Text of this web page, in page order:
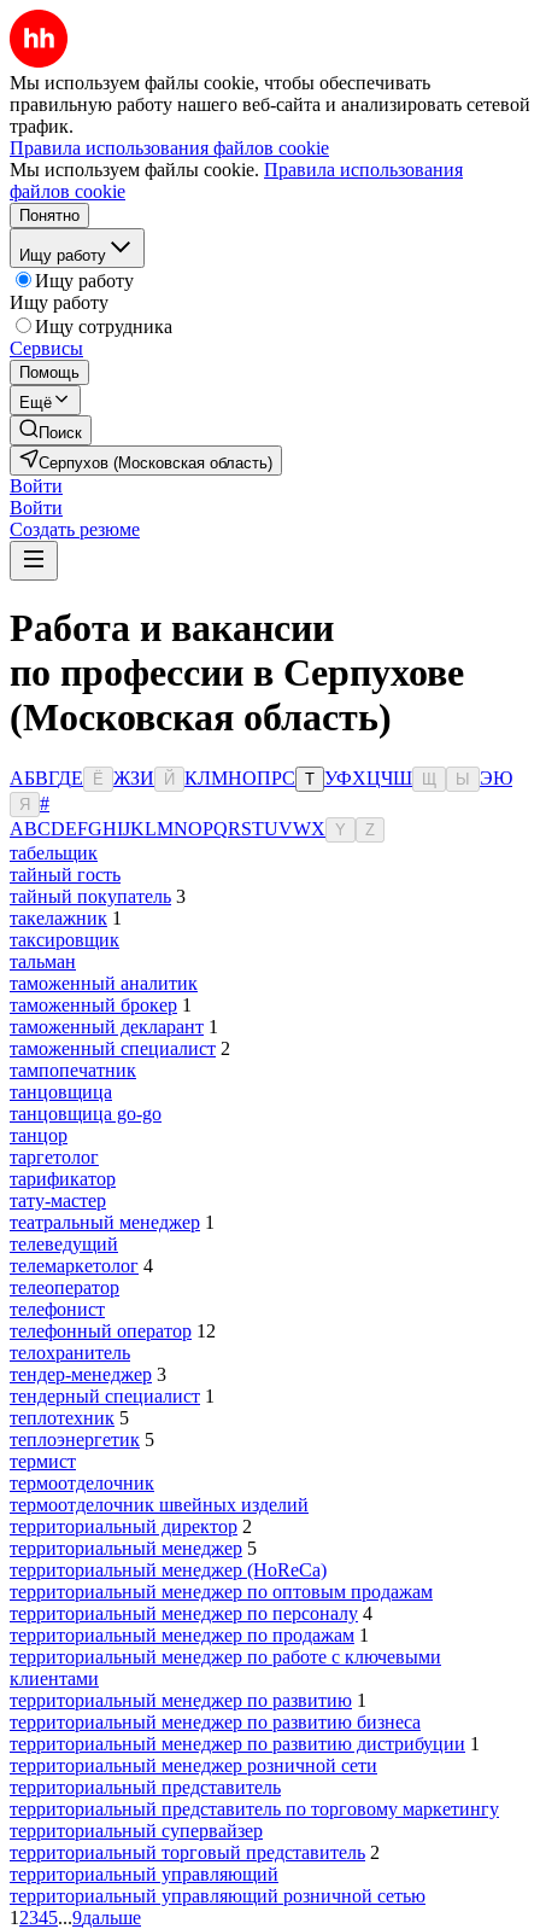
Мы используем файлы cookie, чтобы обеспечивать
правильную работу нашего веб-сайта и анализировать сетевой
трафик.
Правила использования файлов cookie
Мы используем файлы cookie. Правила использования
файлов cookie
Понятно
Ищу работу
Ищу работу
Ищу работу
Ищу сотрудника
Сервисы
Помощь
Ещё
Поиск
Серпухов (Московская область)
Войти
Войти
Создать резюме
Работа и вакансии
по профессии в Серпухове
(Московская область)
АБВГДЕ Ё ЖЗИ Й КЛМНОПРС Т УФХЦЧШ Ы ЭЮ
Я
#
ABCDEFGHIJKLMNOPQRSTUVWX Y Z
табельщик
тайный гость
тайный покупатель 3
такелажник 1
таксировщик
тальман
таможенный аналитик
таможенный брокер 1
таможенный декларант 1
таможенный специалист 2
тампопечатник
танцовщица
танцовщица go-go
танцор
таргетолог
тарификатор
тату-мастер
театральный менеджер 1
телеведущий
телемаркетолог 4
телеоператор
телефонист
телефонный оператор 12
телохранитель
тендер-менеджер 3
тендерный специалист 1
теплотехник 5
теплоэнергетик 5
термист
термоотделочник
термоотделочник швейных изделий
территориальный директор 2
территориальный менеджер 5
территориальный менеджер (HoReCa)
территориальный менеджер по оптовым продажам
территориальный менеджер по персоналу 4
территориальный менеджер по продажам 1
территориальный менеджер по работе с ключевыми
клиентами
территориальный менеджер по развитию 1
территориальный менеджер по развитию бизнеса
территориальный менеджер по развитию дистрибуции 1
территориальный менеджер розничной сети
территориальный представитель
территориальный представитель по торговому маркетингу
территориальный супервайзер
территориальный торговый представитель 2
территориальный управляющий
территориальный управляющий розничной сетью
1 2345...9дальше